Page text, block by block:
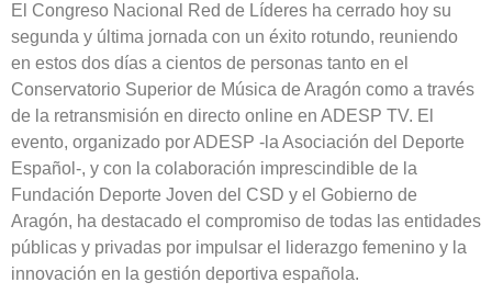
El Congreso Nacional Red de Líderes ha cerrado hoy su
segunda y última jornada con un éxito rotundo, reuniendo
en estos dos días a cientos de personas tanto en el
Conservatorio Superior de Música de Aragón como a través
de la retransmisión en directo online en ADESP TV. El
evento, organizado por ADESP -la Asociación del Deporte
Español-, y con la colaboración imprescindible de la
Fundación Deporte Joven del CSD y el Gobierno de
Aragón, ha destacado el compromiso de todas las entidades
públicas y privadas por impulsar el liderazgo femenino y la
innovación en la gestión deportiva española.​